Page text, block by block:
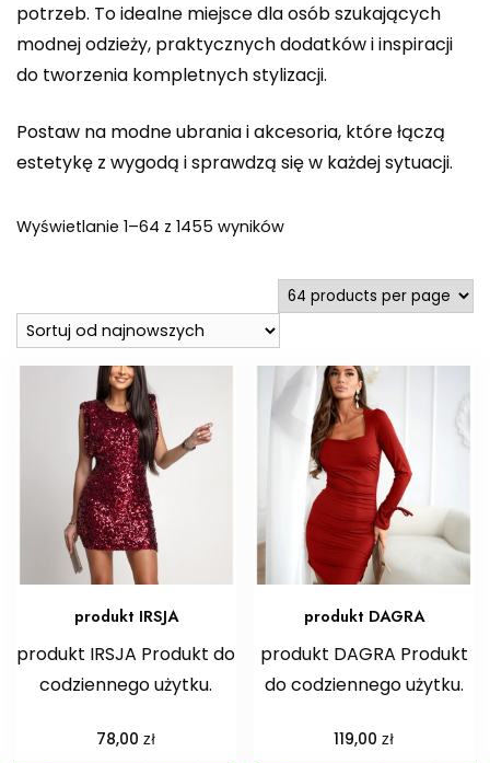
potrzeb. To idealne miejsce dla osób szukających
modnej odzieży, praktycznych dodatków i inspiracji
do tworzenia kompletnych stylizacji.
Postaw na modne ubrania i akcesoria, które łączą
estetykę z wygodą i sprawdzą się w każdej sytuacji.
Wyświetlanie 1–64 z 1455 wynikówPosortowane
najnowszych
produkt IRSJA
produkt IRSJA Produkt do
codziennego użytku.
78,00zł
produkt DAGRA
produkt DAGRA Produkt
do codziennego użytku.
119,00zł